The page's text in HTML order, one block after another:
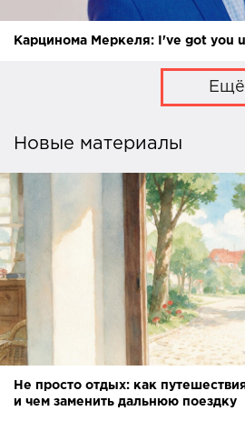
Карцинома Меркеля: I've got you
Ещё
Новые материалы
Не просто отдых: как
и чем заменить дальнюю поездку